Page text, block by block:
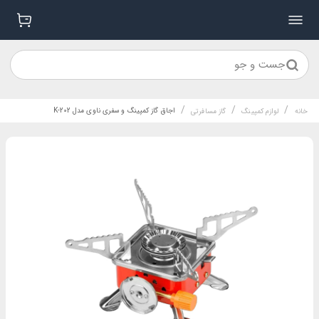
جست و جو
خانه / لوازم کمپینگ / گاز مسافرتی / اجاق گاز کمپینگ و سفری ناوی مدل K-202